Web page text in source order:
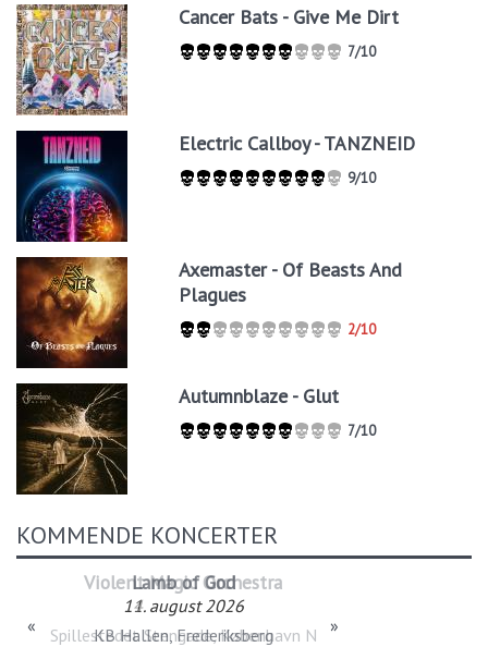
Cancer Bats - Give Me Dirt
7/10
Electric Callboy - TANZNEID
9/10
Axemaster - Of Beasts And
Plagues
2/10
Autumnblaze - Glut
7/10
KOMMENDE KONCERTER
Lamb of God
11. august 2026
KB Hallen, Frederiksberg
« »